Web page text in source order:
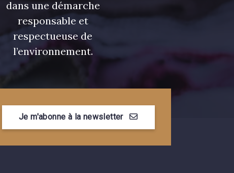
dans une démarche
responsable et
respectueuse de
l’environnement.
Je m'abonne à la newsletter